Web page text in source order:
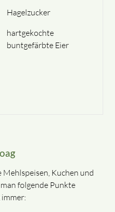
Hagelzucker
hartgekochte
buntgefärbte Eier
Kuchen und
folgende Punkte